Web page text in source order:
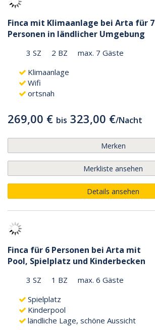
Finca mit Klimaanlage bei Arta für 7
Personen in ländlicher Umgebung
3 SZ 2 BZ max. 7 Gäste
Klimaanlage
Wifi
ortsnah
269,00 € bis 323,00 €/Nacht
Merken
Merkliste ansehen
Details ansehen
Finca für 6 Personen bei Arta mit
Pool, Spielplatz und Kinderbecken
3 SZ 1 BZ max. 6 Gäste
Spielplatz
Kinderpool
ländliche Lage, schöne Aussicht